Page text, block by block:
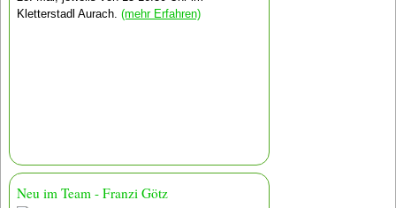
Kletterstadl Aurach. (mehr Erfahren)
Neu im Team - Franzi Götz